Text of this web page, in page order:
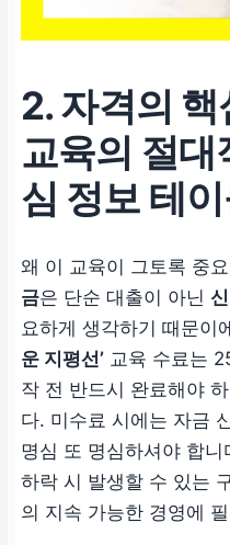
2. 자격의
교육의 절대
심 정보 테
왜 이 교육이 그토록 중
금은 단순 대출이 아닌
요하게 생각하기 때문이
운 지평선’ 교육 수료는
작 전 반드시 완료해야
다. 미수료 시에는 자금
명심 또 명심하셔야 합
하락 시 발생할 수 있는
의 지속 가능한 경영에